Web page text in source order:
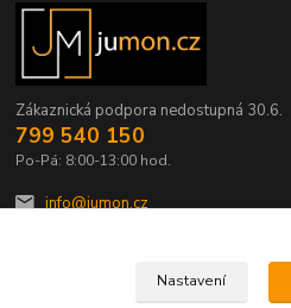
Zákaznická podpora nedostupná 30.6.
799 540 150
Po-Pá: 8:00-13:00 hod.
info@jumon.cz
Nastavení